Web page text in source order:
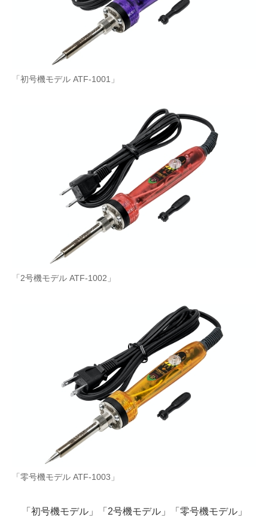
「初号機モデル ATF-1001」
「2号機モデル ATF-1002」
「零号機モデル ATF-1003」
「初号機モデル」「2号機モデル」「零号機モデル」